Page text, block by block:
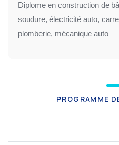
Diplome en construction de
soudure, électricité auto,
plomberie, mécanique auto
PROGRAMME